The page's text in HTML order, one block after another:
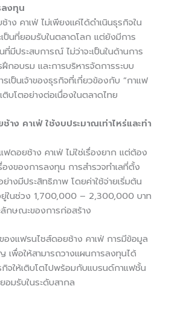
งทุน
าง คาเฟ่ ไม่เพียงแค่ได้ดำเนินธุรกิจใน
ป็นที่ยอมรับในตลาดโลก แต่ยังมีการ
มีประสบการณ์ ไม่ว่าจะเป็นในด้านการ
กอบรม และการบริหารจัดการระบบ
เป็นเจ้าของธุรกิจที่เกี่ยวข้องกับ “กาแฟ
บโตอย่างต่อเนื่องในตลาดไทย
าง คาเฟ่ ใช้งบประมาณเท่าไหร่และทำ
ฟดอยช้าง คาเฟ่ ไม่ใช่เรื่องยาก แต่ต้อง
องของการลงทุน การสำรวจทำเลที่ตั้ง
างมีประสิทธิภาพ โดยค่าใช้จ่ายเริ่มต้น
ยู่ในช่วง 1,700,000 – 2,300,000 บาท
กษณะของการก่อสร้าง
ของแฟรนไชส์ดอยช้าง คาเฟ่ การมีข้อมูล
เพื่อให้สามารถวางแผนการลงทุนได้
จให้เติบโตไปพร้อมกับแบรนด์กาแฟชั้น
อมรับในระดับสากล